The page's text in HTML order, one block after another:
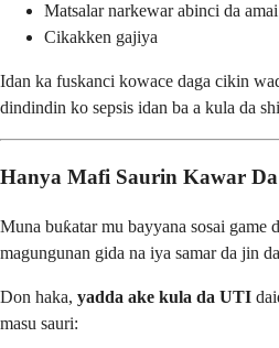
Matsalar narkewar abinci da amai
Cikakken gajiya
Idan ka fuskanci kowace daga cikin
dindindin ko sepsis idan ba a kula da
Hanya Mafi Saurin Kawar
Muna buƙatar mu bayyana sosai game
magungunan gida na iya samar da jin
Don haka, yadda ake kula da UTI
masu sauri: